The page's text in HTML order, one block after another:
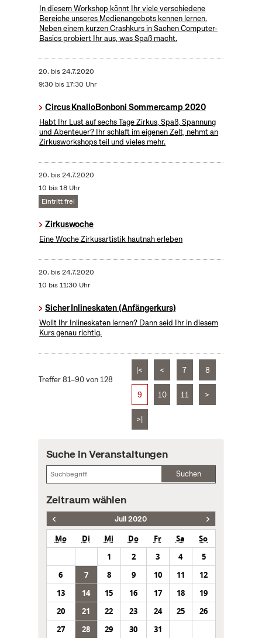
In diesem Workshop könnt Ihr viele verschiedene
Bereiche unseres Medienangebots kennen lernen.
Neben einem kurzen Crashkurs in Sachen Computer-
Basics probiert Ihr aus, was Spaß macht.
20. bis24.7.2020
9:30 bis 17:30 Uhr
Circus KnalloBonboni Sommercamp 2020
Habt Ihr Lust auf sechs Tage Zirkus, Spaß, Spannung
und Abenteuer? Ihr schlaft im eigenen Zelt, nehmt an
Zirkusworkshops teil und vieles mehr.
20. bis24.7.2020
10 bis 18 Uhr
Eintritt frei
Zirkuswoche
Eine Woche Zirkusartistik hautnah erleben
20. bis24.7.2020
10 bis 11:30 Uhr
Sicher Inlineskaten (Anfängerkurs)
Wollt Ihr Inlineskaten lernen? Dann seid Ihr in diesem
Kurs genau richtig.
Treffer 81–90 von 128
|< < 7 8
9 10 11 >
>|
Suche in Veranstaltungen
Suchen
Zeitraum wählen
Juli 2020
Mo Di Mi Do Fr Sa
So
1
2 3 4
5
6
7 8 9 10 11
12
13
14 15 16 17 18
19
20
21 22 23 24 25
26
27
28 29 30 31